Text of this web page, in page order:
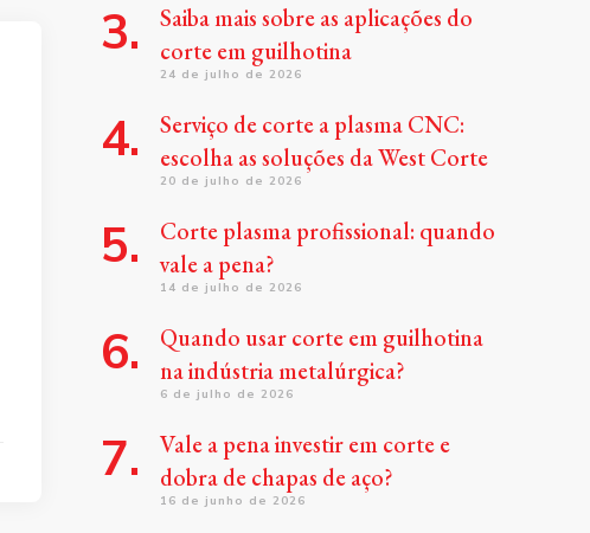
Saiba mais sobre as aplicações do
corte em guilhotina
24 de julho de 2026
Serviço de corte a plasma CNC:
escolha as soluções da West Corte
20 de julho de 2026
Corte plasma profissional: quando
vale a pena?
14 de julho de 2026
Quando usar corte em guilhotina
na indústria metalúrgica?
6 de julho de 2026
Vale a pena investir em corte e
dobra de chapas de aço?
16 de junho de 2026